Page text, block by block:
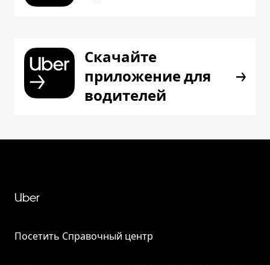
Скачайте
приложение для
водителей
Uber
Посетить Справочный центр